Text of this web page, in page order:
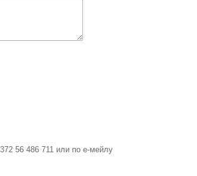
56 486 711 или по е-мейлу